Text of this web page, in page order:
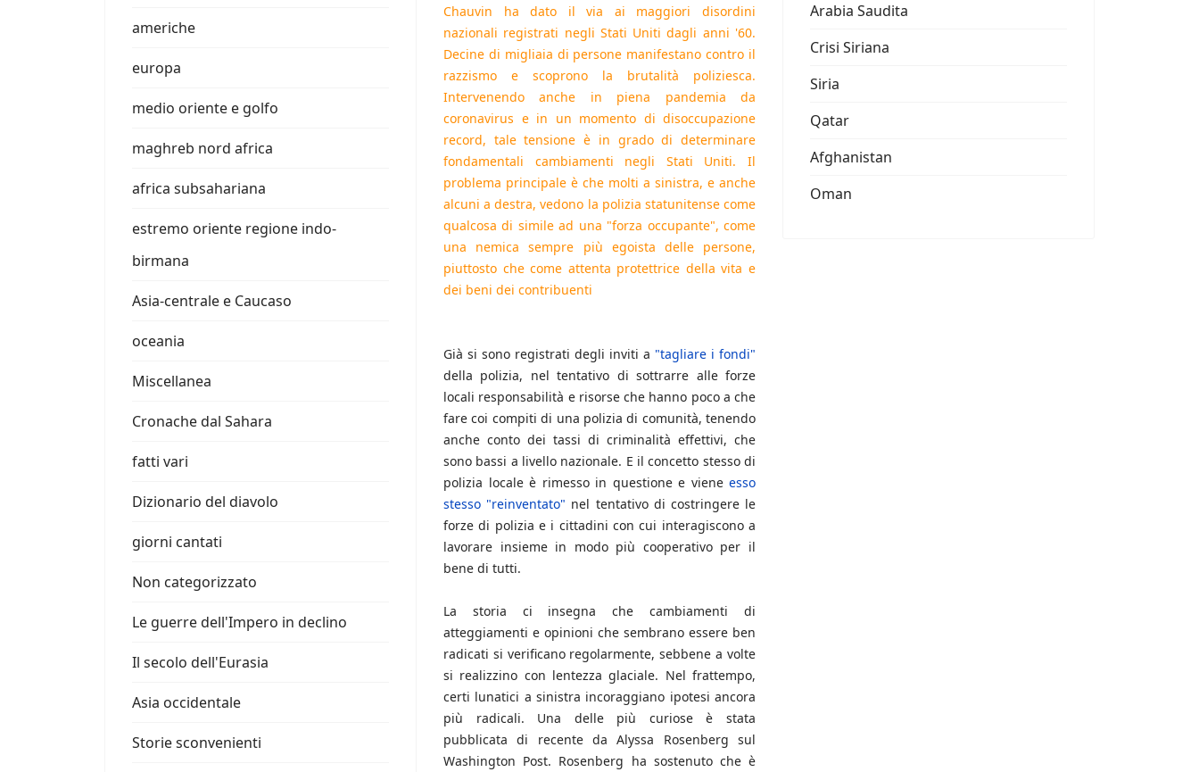
americhe
europa
medio oriente e golfo
maghreb nord africa
africa subsahariana
estremo oriente regione indo-
birmana
Asia-centrale e Caucaso
oceania
Miscellanea
Cronache dal Sahara
fatti vari
Dizionario del diavolo
giorni cantati
Non categorizzato
Le guerre dell'Impero in declino
Il secolo dell'Eurasia
Asia occidentale
Storie sconvenienti
Chauvin ha dato il via ai maggiori disordini
nazionali registrati negli Stati Uniti dagli anni '60.
Decine di migliaia di persone manifestano contro il
razzismo e scoprono la brutalità poliziesca.
Intervenendo anche in piena pandemia da
coronavirus e in un momento di disoccupazione
record, tale tensione è in grado di determinare
fondamentali cambiamenti negli Stati Uniti. Il
problema principale è che molti a sinistra, e anche
alcuni a destra, vedono la polizia statunitense come
qualcosa di simile ad una "forza occupante", come
una nemica sempre più egoista delle persone,
piuttosto che come attenta protettrice della vita e
dei beni dei contribuenti
Già si sono registrati degli inviti a "tagliare i fondi"
della polizia, nel tentativo di sottrarre alle forze
locali responsabilità e risorse che hanno poco a che
fare coi compiti di una polizia di comunità, tenendo
anche conto dei tassi di criminalità effettivi, che
sono bassi a livello nazionale. E il concetto stesso di
polizia locale è rimesso in questione e viene esso
stesso "reinventato" nel tentativo di costringere le
forze di polizia e i cittadini con cui interagiscono a
lavorare insieme in modo più cooperativo per il
bene di tutti.
La storia ci insegna che cambiamenti di
atteggiamenti e opinioni che sembrano essere ben
radicati si verificano regolarmente, sebbene a volte
si realizzino con lentezza glaciale. Nel frattempo,
certi lunatici a sinistra incoraggiano ipotesi ancora
più radicali. Una delle più curiose è stata
pubblicata di recente da Alyssa Rosenberg sul
Washington Post. Rosenberg ha sostenuto che è
Arabia Saudita
Crisi Siriana
Siria
Qatar
Afghanistan
Oman